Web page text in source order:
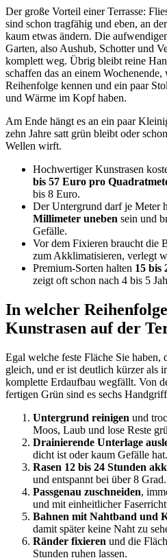
Der große Vorteil einer Terrasse:
sind schon tragfähig und eben, an
kaum etwas ändern. Die
Garten, also Aushub, Schotter und
komplett weg. Übrig bleibt reine
schaffen das an einem Wochenende,
Reihenfolge kennen und ein paar
und Wärme im Kopf haben.
Am Ende hängt es an ein paar
zehn Jahre satt grün bleibt oder
Wellen wirft.
Hochwertiger Kunstrasen
bis 57 Euro pro
bis 8 Euro.
Der Untergrund darf je Meter
Millimeter uneben sein und
Gefälle.
Vor dem Fixieren braucht die
zum Akklimatisieren, verlegt
Premium-Sorten halten 15 bis
zeigt oft schon nach 4 bis 5
In welcher
Kunstrasen auf der
Egal welche feste Fläche Sie haben,
gleich, und er ist deutlich kürzer als
komplette Erdaufbau wegfällt. Von
fertigen Grün sind es sechs
Untergrund reinigen und
Moos, Laub und lose Reste
Drainierende Unterlage
dicht ist oder kaum Gefälle hat.
Rasen 12 bis 24 Stunden
und entspannt bei über 8 Grad.
Passgenau zuschneiden,
und mit einheitlicher
Bahnen mit Nahtband und
damit später keine Naht zu
Ränder fixieren und die
Stunden ruhen lassen.